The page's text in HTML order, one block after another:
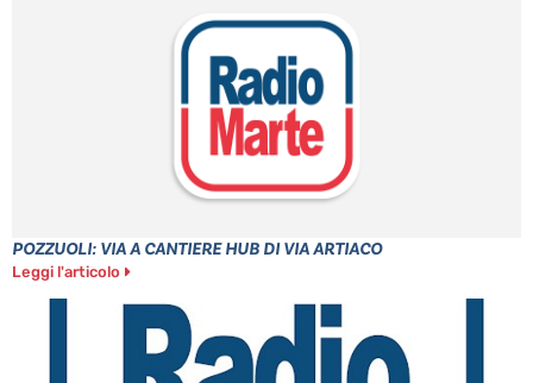
POZZUOLI: VIA A CANTIERE HUB DI VIA ARTIACO
Leggi l'articolo